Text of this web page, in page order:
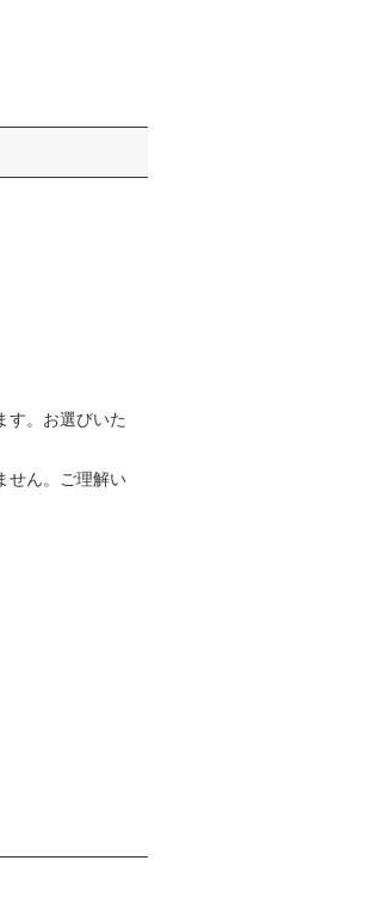
す。お選びいた
せん。ご理解い